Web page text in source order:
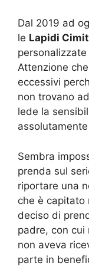
Dal 2019 ad
le Lapidi
Attenzione
eccessivi
non trovano
lede la
Sembra
prenda sul
riportare una
che è capitato
deciso di
padre, con cui
non aveva
parte in